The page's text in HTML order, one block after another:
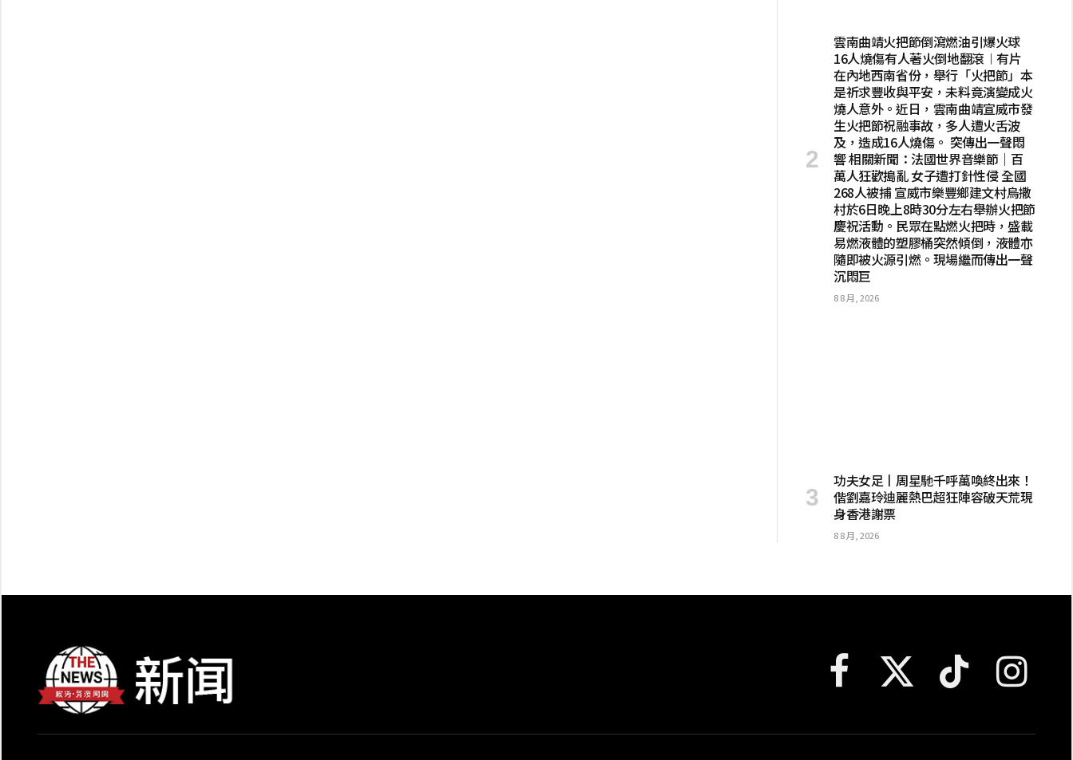
雲南曲靖火把節倒瀉燃油引爆火球
16人燒傷有人著火倒地翻滾︱有片
在內地西南省份，舉行「火把節」本
是祈求豐收與平安，未料竟演變成火
燒人意外。近日，雲南曲靖宣威市發
生火把節祝融事故，多人遭火舌波
及，造成16人燒傷。 突傳出一聲悶
響 相關新聞：法國世界音樂節｜百
萬人狂歡搗亂 女子遭打針性侵 全國
268人被捕 宣威市樂豐鄉建文村烏撒
村於6日晚上8時30分左右舉辦火把節
慶祝活動。民眾在點燃火把時，盛載
易燃液體的塑膠桶突然傾倒，液體亦
隨即被火源引燃。現場繼而傳出一聲
沉悶巨
8 8 月, 2026
功夫女足丨周星馳千呼萬喚終出來！
偕劉嘉玲迪麗熱巴超狂陣容破天荒現
身香港謝票
8 8 月, 2026
Facebook X
TikTok Instagram